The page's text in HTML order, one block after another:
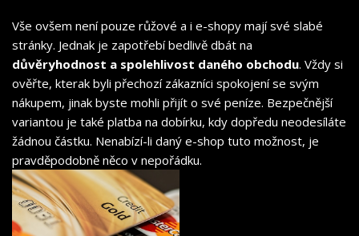
Vše ovšem není pouze růžové a i e-shopy mají své slabé
stránky. Jednak je zapotřebí bedlivě dbát na
důvěryhodnost a spolehlivost daného obchodu. Vždy si
ověřte, kterak byli přechozí zákazníci spokojení se svým
nákupem, jinak byste mohli přijít o své peníze. Bezpečnější
variantou je také platba na dobírku, kdy dopředu neodesíláte
žádnou částku. Nenabízí-li daný e-shop tuto možnost, je
pravděpodobně něco v nepořádku.